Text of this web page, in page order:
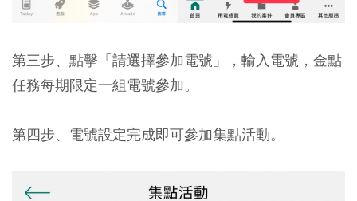
第三步、 點擊「請選擇參加電號」，輸入電號，金點
任務每期限定一組電號參加。
第四步、 電號設定完成即可參加集點活動。